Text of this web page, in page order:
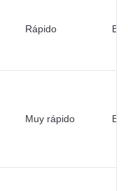
Rápido
Muy rápido